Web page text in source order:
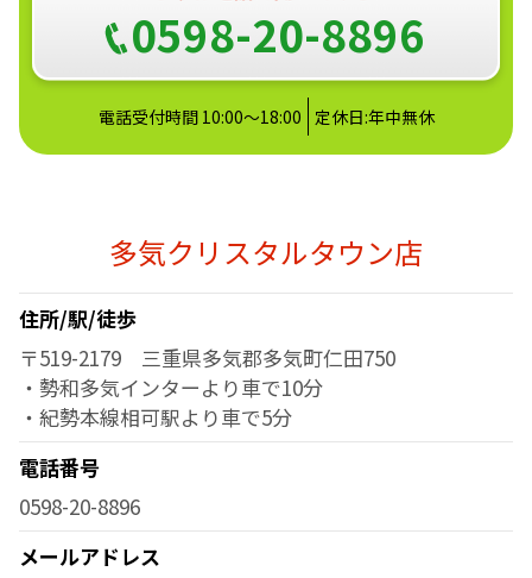
0598-20-8896
電話受付時間 10:00～18:00 定休日:年中無休
多気クリスタルタウン店
住所/駅/徒歩
〒519-2179 三重県多気郡多気町仁田750
・勢和多気インターより車で10分
・紀勢本線相可駅より車で5分
電話番号
0598-20-8896
メールアドレス